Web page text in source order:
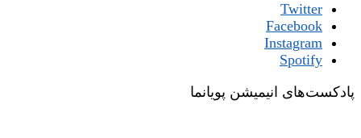
Twitter
Facebook
Instagram
Spotify
پادکست‌های انیمیشن پویانما